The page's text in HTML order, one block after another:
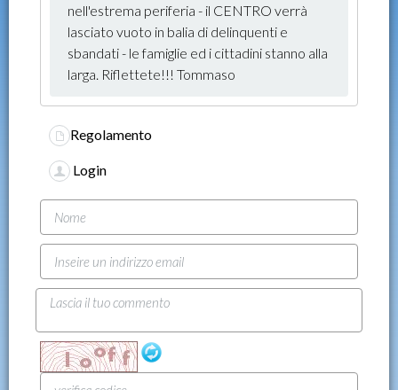
nell'estrema periferia - il CENTRO verrà
lasciato vuoto in balia di delinquenti e
sbandati - le famiglie ed i cittadini stanno alla
larga. Riflettete!!! Tommaso
Regolamento
Login